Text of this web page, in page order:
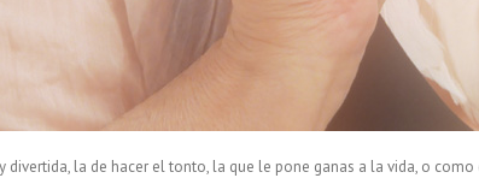
divertida, la de hacer el tonto, la que le pone ganas a la vida, o